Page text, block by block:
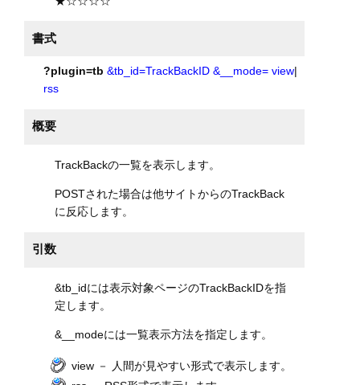
書式
?plugin=tb &tb_id=TrackBackID &__mode= view|
rss
概要
TrackBackの一覧を表示します。
POSTされた場合は他サイトからのTrackBack
に反応します。
引数
&tb_idには表示対象ページのTrackBackIDを指
定します。
&__modeには一覧表示方法を指定します。
view － 人間が見やすい形式で表示します。